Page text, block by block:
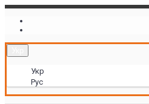
Укр
Рус